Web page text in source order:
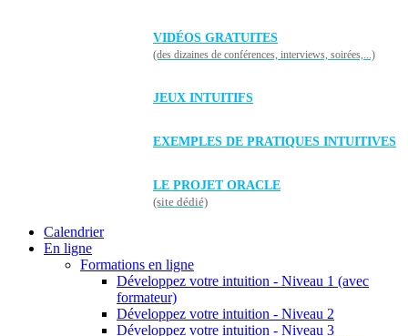
VIDÉOS GRATUITES
(des dizaines de conférences, interviews, soirées,...)
JEUX INTUITIFS
EXEMPLES DE PRATIQUES INTUITIVES
LE PROJET ORACLE
(site dédié)
Calendrier
En ligne
Formations en ligne
Développez votre intuition - Niveau 1 (avec
formateur)
Développez votre intuition - Niveau 2
Développez votre intuition - Niveau 3